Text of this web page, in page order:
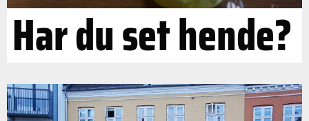
Har du set hende?